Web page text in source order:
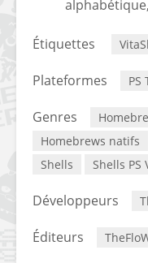
Étiquettes
Plateformes PS
Genres
Homebrews natifs
Shells
Shells PS
Développeurs
Éditeurs